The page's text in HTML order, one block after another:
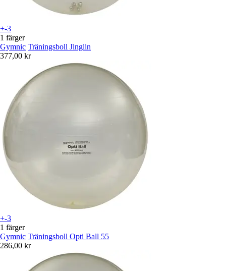
+-3
1 färger
Gymnic Träningsboll Jinglin
377,00 kr
+-3
1 färger
Gymnic Träningsboll Opti Ball 55
286,00 kr